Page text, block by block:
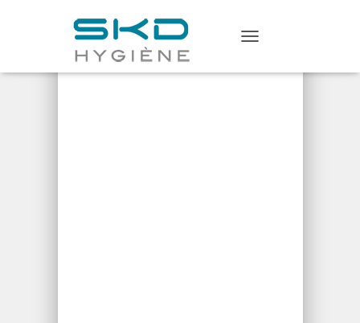
Home/matériel de stockage/ bac
de rétention caillebotis